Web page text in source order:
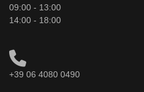
09:00 - 13:00
14:00 - 18:00
+39 06 4080 0490